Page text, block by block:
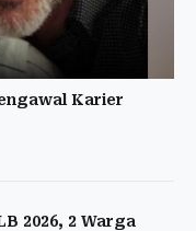
Karier
2026, 2 Warga